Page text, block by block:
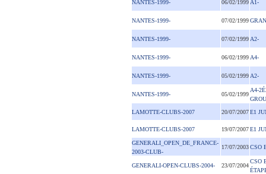
NANTES-1999- 06/02/1999 A1-
NANTES-1999- 07/02/1999
NANTES-1999- 07/02/1999 A2-
NANTES-1999- 06/02/1999 A4-
NANTES-1999- 05/02/1999 A2-
NANTES-1999- 05/02/1999
A4-
LAMOTTE-CLUBS-2007
20/07/2007E1
LAMOTTE-CLUBS-2007 19/07/2007E1
GENERALI_OPEN_DE_FRANCE-
2003-CLUB-
17/07/2003CSO
GENERALI-OPEN-CLUBS-2004- 23/07/2004
CSO